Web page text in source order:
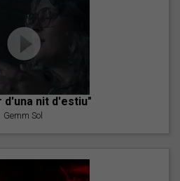
d'una nit d'estiu"
Gemm Sol